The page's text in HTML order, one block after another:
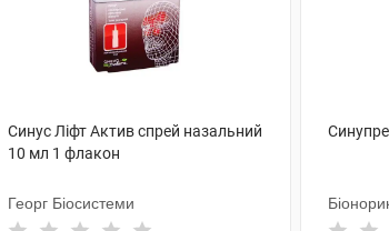
Синус Ліфт Актив спрей назальний
10 мл 1 флакон
Георг Біосистеми